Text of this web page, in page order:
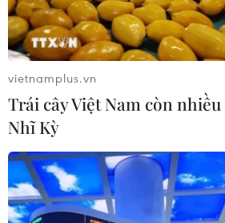
vietnamplus.vn
Trái cây Việt Nam còn
Nhĩ Kỳ